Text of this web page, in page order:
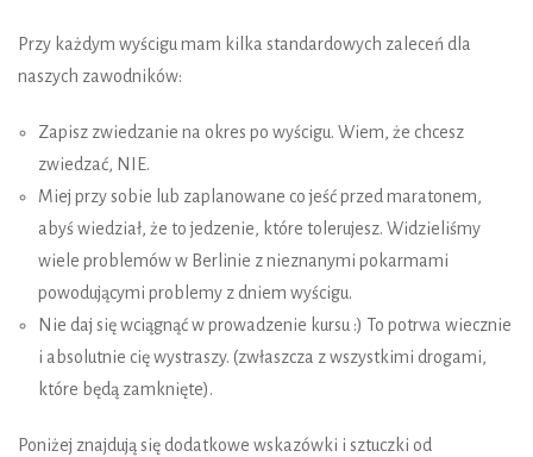
Przy każdym wyścigu mam kilka standardowych zaleceń dla
naszych zawodników:
Zapisz zwiedzanie na okres po wyścigu. Wiem, że chcesz
zwiedzać, NIE.
Miej przy sobie lub zaplanowane co jeść przed maratonem,
abyś wiedział, że to jedzenie, które tolerujesz. Widzieliśmy
wiele problemów w Berlinie z nieznanymi pokarmami
powodującymi problemy z dniem wyścigu.
Nie daj się wciągnąć w prowadzenie kursu :) To potrwa wiecznie
i absolutnie cię wystraszy. (zwłaszcza z wszystkimi drogami,
które będą zamknięte).
Poniżej znajdują się dodatkowe wskazówki i sztuczki od